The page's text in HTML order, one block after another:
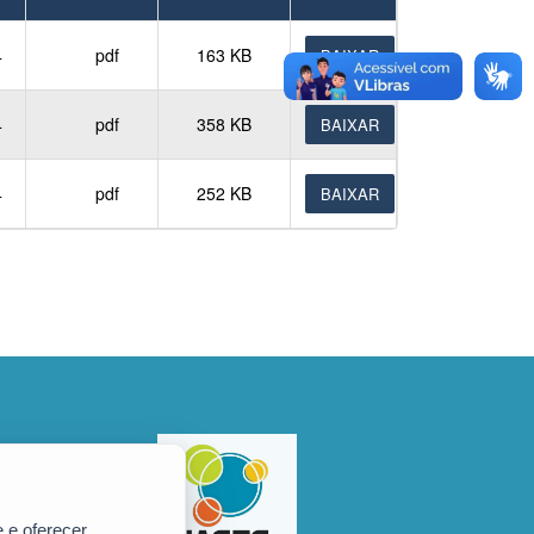
pdf 163 KB BAIXAR
pdf 358 KB BAIXAR
pdf 252 KB BAIXAR
e oferecer